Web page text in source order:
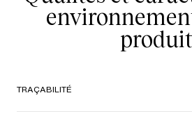
produit
TRAÇABILITÉ